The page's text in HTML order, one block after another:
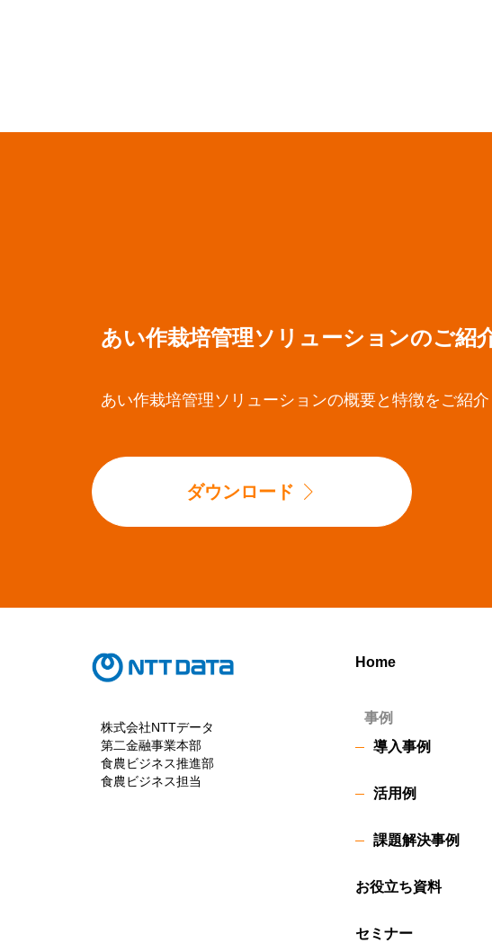
あい作栽培管理ソリューションのご紹
あい作栽培管理ソリューションの概要と特徴をご紹介
ダウンロード
Home
事例
導入事例
活用例
課題解決事例
お役立ち資料
セミナー
株式会社NTTデータ
第二金融事業本部
食農ビジネス推進部
食農ビジネス担当